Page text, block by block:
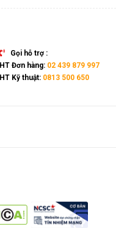
Gọi hỗ trợ :
HT Đơn hàng: 02 439 879 997
HT Kỹ thuật: 0813 500 650